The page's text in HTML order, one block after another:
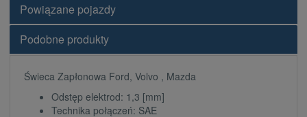
Powiązane pojazdy
Podobne produkty
Świeca Zapłonowa Ford, Volvo , Mazda
Odstęp elektrod: 1,3 [mm]
Technika połączeń: SAE